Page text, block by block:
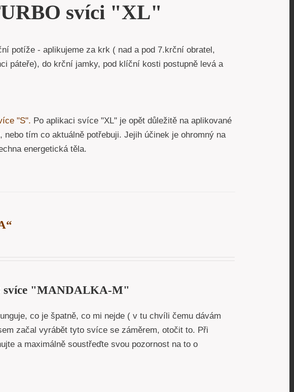
svíci "XL"
potíže - aplikujeme za krk ( nad a pod 7.krční obratel,
páteře), do krční jamky, pod klíční kosti postupně levá a
"S". Po aplikaci svíce "XL" je opět důležitě na aplikované
tím co aktuálně potřebuji. Jejih účinek je ohromný na
energetická těla.
svíce "MANDALKA-M"
co je špatně, co mi nejde ( v tu chvíli čemu dávám
začal vyrábět tyto svíce se záměrem, otočit to. Při
a maximálně soustřeďte svou pozornost na to o